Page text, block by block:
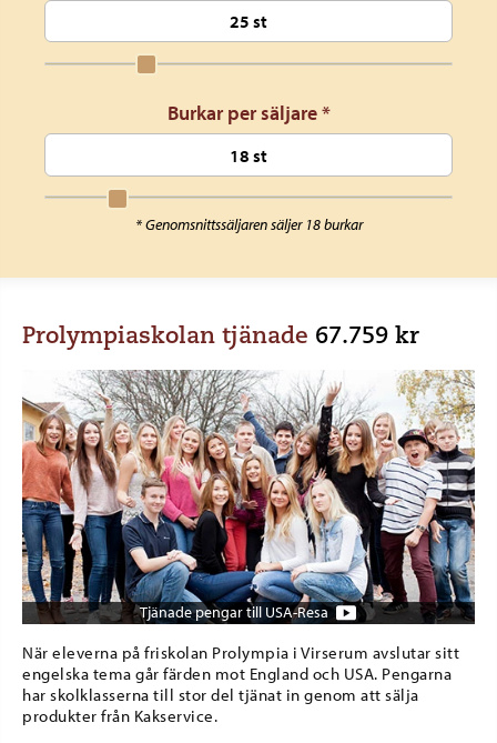
Burkar per säljare *
* Genomsnittssäljaren säljer 18 burkar
Prolympiaskolan tjänade 67.759 kr
Tjänade pengar till USA-Resa
När eleverna på friskolan Prolympia i Virserum avslutar sitt
engelska tema går färden mot England och USA. Pengarna
har skolklasserna till stor del tjänat in genom att sälja
produkter från Kakservice.